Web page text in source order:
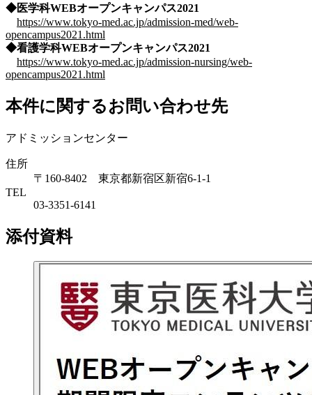
◆医学科WEBオープンキャンパス2021
https://www.tokyo-med.ac.jp/admission-med/web-
opencampus2021.html
◆看護学科WEBオープンキャンパス2021
https://www.tokyo-med.ac.jp/admission-nursing/web-
opencampus2021.html
本件に関するお問い合わせ先
アドミッションセンター
住所
〒160-8402 東京都新宿区新宿6-1-1
TEL
03-3351-6141
添付資料